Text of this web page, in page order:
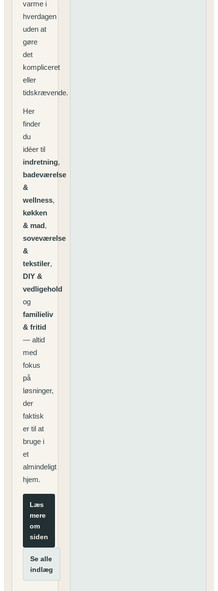
varme i
hverdagen
uden at
gøre
det
kompliceret
eller
tidskrævende.
Her
finder
du
idéer til
indretning,
badeværelse
&
wellness,
køkken
& mad,
soveværelse
&
tekstiler,
DIY &
vedligehold
og
familieliv
& fritid
— altid
med
fokus
på
løsninger,
der
faktisk
er til at
bruge i
et
almindeligt
hjem.
Læs
mere
om
siden
Se alle
indlæg